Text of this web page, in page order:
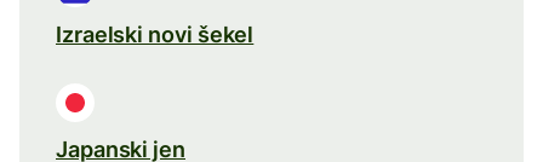
Izraelski novi šekel
Japanski jen